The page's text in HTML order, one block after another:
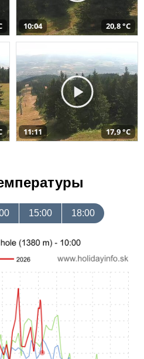
10:04 20,8 °C
11:11 17,9 °C
15:00 18:00